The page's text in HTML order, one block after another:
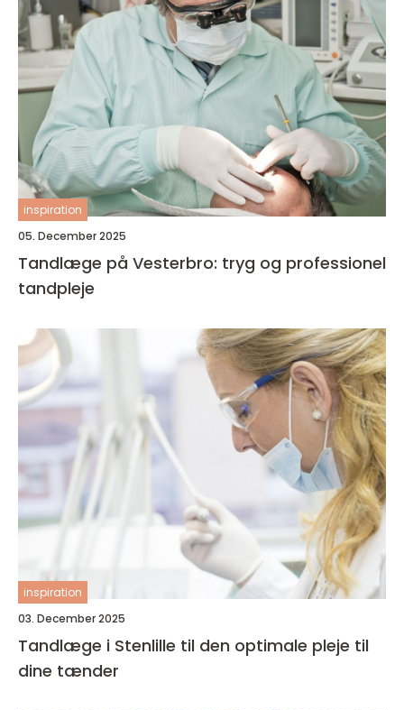
inspiration
05. December 2025
Tandlæge på Vesterbro: tryg og professionel
tandpleje
inspiration
03. December 2025
Tandlæge i Stenlille til den optimale pleje til
dine tænder